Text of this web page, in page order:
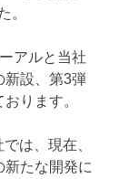
。
アルと当社
新設、第3弾
ります。
は、現在、
新たな開発に